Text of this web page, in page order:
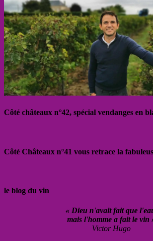
Côté châteaux n°42, spécial vendanges en
Côté Châteaux n°41 vous retrace la
le blog du vin
« Dieu n'avait fait que
mais l'homme a fait le vin
Victor Hugo